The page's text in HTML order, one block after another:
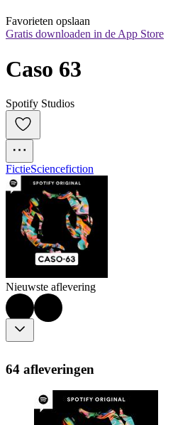
Favorieten opslaan
Gratis downloaden in de App Store
Caso 63
Spotify Studios
FictieSciencefiction
Nieuwste aflevering
64 afleveringen